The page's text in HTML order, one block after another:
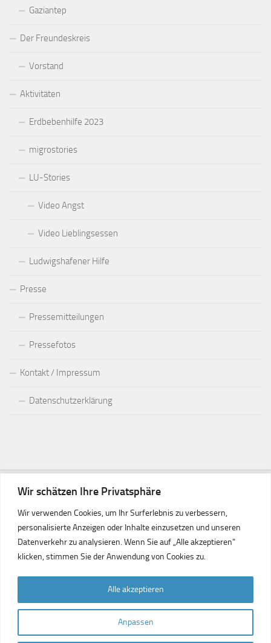
Wir schätzen Ihre Privatsphäre
Wir verwenden Cookies, um Ihr Surferlebnis zu verbessern,
personalisierte Anzeigen oder Inhalte einzusetzen und unseren
Datenverkehr zu analysieren. Wenn Sie auf „Alle akzeptieren"
klicken, stimmen Sie der Anwendung von Cookies zu.
Anpassen
Alle akzeptieren
Gaziantep
Der Freundeskreis
Vorstand
Aktivitäten
Erdbebenhilfe 2023
migrostories
LU-Stories
Video Angst
Video Lieblingsessen
Ludwigshafener Hilfe
Presse
Pressemitteilungen
Pressefotos
Kontakt / Impressum
Datenschutzerklärung
Freundeskreis Ludwigshafen Gaziantep © 2026. Alle Rechte